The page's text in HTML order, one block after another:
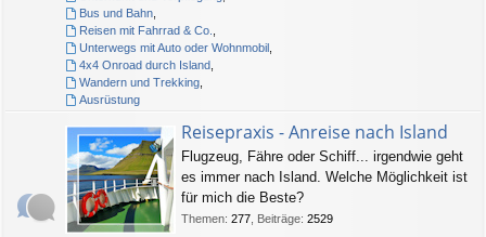
Bus und Bahn,
Reisen mit Fahrrad & Co.
Unterwegs mit Auto oder Wohnmobil,
4x4 Onroad durch Island,
Wandern und Trekking,
Ausrüstung
Reisepraxis - Anreise nach Island
Flugzeug, Fähre oder Schiff... irgendwie geht
es immer nach Island. Welche Möglichkeit ist
für mich die Beste?
Themen: 277 Beiträge: 2529